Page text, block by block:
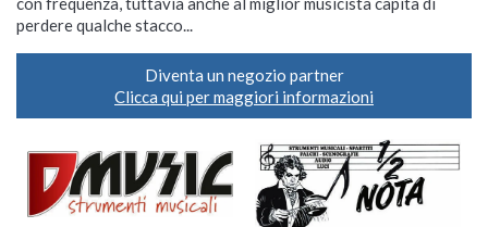
perdere qualche stacco...
Diventa un negozio partner
Clicca qui per maggiori informazioni